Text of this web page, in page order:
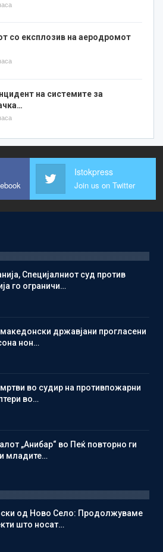
со експлозив на аеродромот
на системите за
Istokpress
Join us on Twitter
Специјалниот суд против
го ограничи…
државјани прогласени
нон…
во судир на противпожарни
во…
„Анибар“ во Пеќ повторно ги
младите…
од Ново Село: Продолжуваме
што носат…